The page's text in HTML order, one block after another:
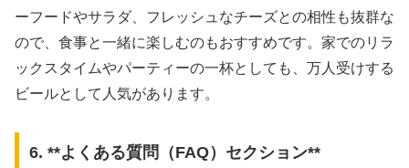
ーフードやサラダ、フレッシュなチーズとの相性も抜群な
ので、食事と一緒に楽しむのもおすすめです。家でのリラ
ックスタイムやパーティーの一杯としても、万人受けする
ビールとして人気があります。
6. **よくある質問（FAQ）セクション**